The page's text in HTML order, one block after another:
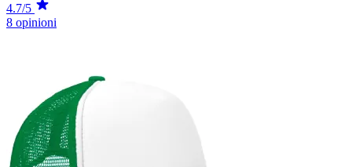
4.7/5
8 opinioni